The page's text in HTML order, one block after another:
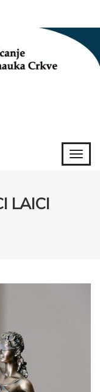
LAICI